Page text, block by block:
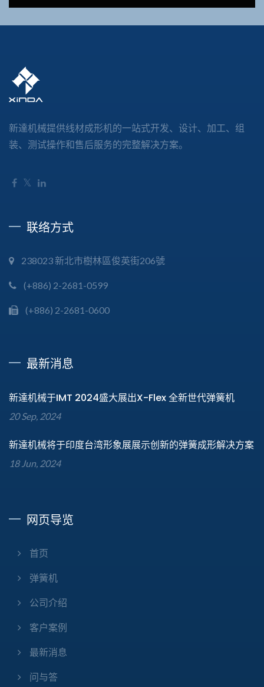
新達机械提供线材成形机的一站式开发、设计、加工、组
装、测试操作和售后服务的完整解决方案。
联络方式
238023 新北市樹林區俊英街206號
(+886) 2-2681-0599
(+886) 2-2681-0600
最新消息
新達机械于IMT 2024盛大展出X-Flex 全新世代弹簧机
20 Sep, 2024
新達机械将于印度台湾形象展展示创新的弹簧成形解决方案
18 Jun, 2024
网页导览
首页
弹簧机
公司介绍
客户案例
最新消息
问与答